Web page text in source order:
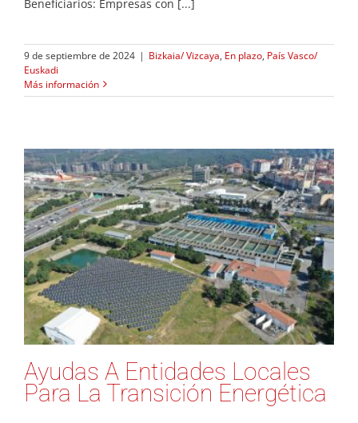
Beneficiarios: Empresas con [...]
9 de septiembre de 2024 | Bizkaia/ Vizcaya, En plazo, País Vasco/
Euskadi
Más información
Ayudas A Entidades Locales
Para La Transición Energética